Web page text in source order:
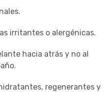
irritantes o alergénicas.
hacia atrás y no al
regenerantes y